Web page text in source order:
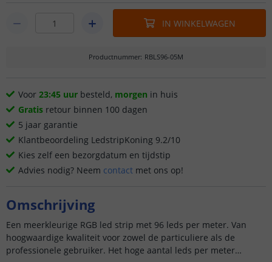
IN WINKELWAGEN
Productnummer: RBLS96-05M
Voor 23:45 uur besteld, morgen in huis
Gratis retour binnen 100 dagen
5 jaar garantie
Klantbeoordeling LedstripKoning 9.2/10
Kies zelf een bezorgdatum en tijdstip
Advies nodig? Neem contact met ons op!
Omschrijving
Een meerkleurige RGB led strip met 96 leds per meter. Van
hoogwaardige kwaliteit voor zowel de particuliere als de
professionele gebruiker. Het hoge aantal leds per meter